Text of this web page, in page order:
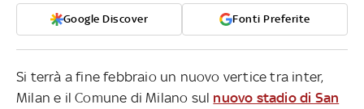
Google Discover Fonti Preferite
Si terrà a fine febbraio un nuovo vertice tra inter,
Milan e il Comune di Milano sul nuovo stadio di San